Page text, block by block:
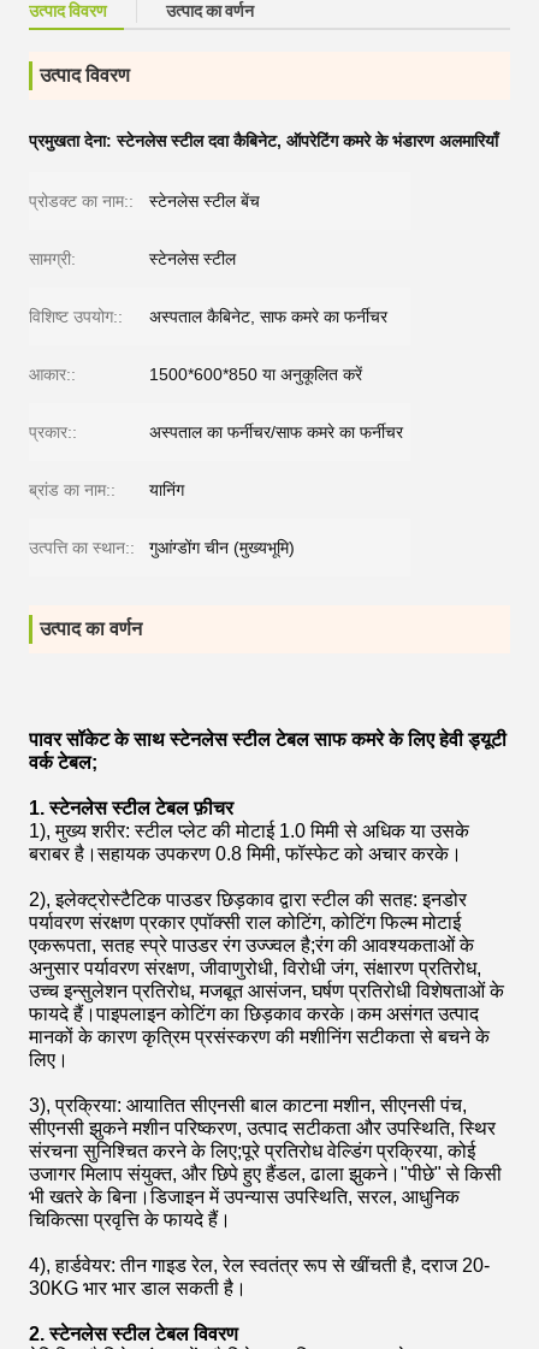
उत्पाद विवरण उत्पाद का वर्णन
उत्पाद विवरण
प्रमुखता देना:स्टेनलेस स्टील दवा कैबिनेट, ऑपरेटिंग कमरे के भंडारण अलमारियाँ
प्रोडक्ट का नाम:: स्टेनलेस स्टील बेंच
सामग्री: स्टेनलेस स्टील
विशिष्ट उपयोग:: अस्पताल कैबिनेट, साफ कमरे का फर्नीचर
आकार:: 1500*600*850 या अनुकूलित करें
प्रकार:: अस्पताल का फर्नीचर/साफ कमरे का फर्नीचर
ब्रांड का नाम:: यानिंग
उत्पत्ति का स्थान:: गुआंग्डोंग चीन (मुख्यभूमि)
उत्पाद का वर्णन
पावर सॉकेट के साथ स्टेनलेस स्टील टेबल साफ कमरे के लिए हेवी ड्यूटी
वर्क टेबल;
1. स्टेनलेस स्टील टेबल फ़ीचर
1), मुख्य शरीर: स्टील प्लेट की मोटाई 1.0 मिमी से अधिक या उसके
बराबर है।सहायक उपकरण 0.8 मिमी, फॉस्फेट को अचार करके।
2), इलेक्ट्रोस्टैटिक पाउडर छिड़काव द्वारा स्टील की सतह: इनडोर
पर्यावरण संरक्षण प्रकार एपॉक्सी राल कोटिंग, कोटिंग फिल्म मोटाई
एकरूपता, सतह स्प्रे पाउडर रंग उज्ज्वल है;रंग की आवश्यकताओं के
अनुसार पर्यावरण संरक्षण, जीवाणुरोधी, विरोधी जंग, संक्षारण प्रतिरोध,
उच्च इन्सुलेशन प्रतिरोध, मजबूत आसंजन, घर्षण प्रतिरोधी विशेषताओं के
फायदे हैं।पाइपलाइन कोटिंग का छिड़काव करके।कम असंगत उत्पाद
मानकों के कारण कृत्रिम प्रसंस्करण की मशीनिंग सटीकता से बचने के
लिए।
3), प्रक्रिया: आयातित सीएनसी बाल काटना मशीन, सीएनसी पंच,
सीएनसी झुकने मशीन परिष्करण, उत्पाद सटीकता और उपस्थिति, स्थिर
संरचना सुनिश्चित करने के लिए;पूरे प्रतिरोध वेल्डिंग प्रक्रिया, कोई
उजागर मिलाप संयुक्त, और छिपे हुए हैंडल, ढाला झुकने।"पीछे" से किसी
भी खतरे के बिना।डिजाइन में उपन्यास उपस्थिति, सरल, आधुनिक
चिकित्सा प्रवृत्ति के फायदे हैं।
4), हार्डवेयर: तीन गाइड रेल, रेल स्वतंत्र रूप से खींचती है, दराज 20-
30KG भार भार डाल सकती है।
2. स्टेनलेस स्टील टेबल विवरण